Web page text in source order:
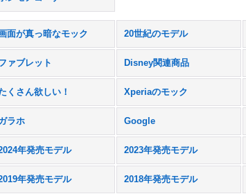
面が真っ暗なモック 20世紀のモデル
ァブレット Disney関連商品
くさん欲しい！ Xperiaのモック
ラホ Google
年発売モデル 2023年発売モデル
年発売モデル 2018年発売モデル